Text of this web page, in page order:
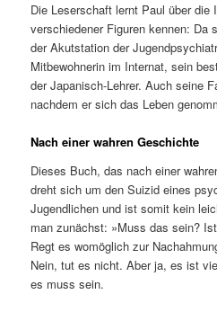
Die Leserschaft lernt Paul über die
verschiedener Figuren kennen: Da
der Akutstation der
Mitbewohnerin im Internat, sein
der Japanisch-Lehrer. Auch seine
nachdem er sich das Leben
Nach einer wahren Geschichte
Dieses Buch, das nach einer
dreht sich um den Suizid eines
Jugendlichen und ist somit kein
man zunächst: »Muss das sein?
Regt es womöglich zur
Nein, tut es nicht. Aber ja, es ist
es muss sein.